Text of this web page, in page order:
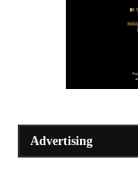
Advertising